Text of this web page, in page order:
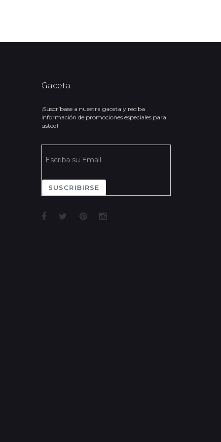
Gaceta
¡Suscríbase a nuestra gaceta y reciba
información de promociones especiales para
usted!
SUSCRIBIRSE